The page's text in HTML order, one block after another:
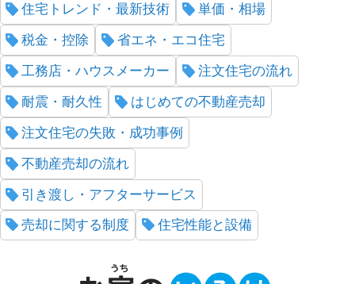
住宅トレンド・最新技術 単価・相場
税金・控除 省エネ・エコ住宅
工務店・ハウスメーカー 注文住宅の流れ
耐震・耐久性 はじめての不動産売却
注文住宅の失敗・成功事例
不動産売却の流れ
引き渡し・アフターサービス
売却に関する制度 住宅性能と設備